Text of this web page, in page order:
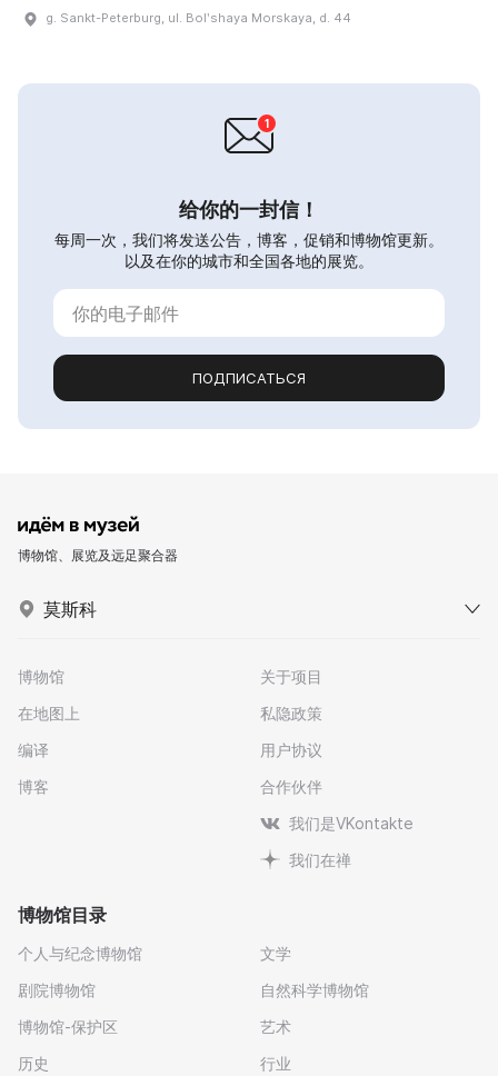
g. Sankt-Peterburg, ul. Bolʹshaya Morskaya, d. 44
给你的一封信！
每周一次，我们将发送公告，博客，促销和博物馆更新。
以及在你的城市和全国各地的展览。
ПОДПИСАТЬСЯ
博物馆、展览及远足聚合器
莫斯科
博物馆
在地图上
编译
博客
关于项目
私隐政策
用户协议
合作伙伴
我们是VKontakte
我们在禅
博物馆目录
个人与纪念博物馆
剧院博物馆
博物馆-保护区
历史
文学
自然科学博物馆
艺术
行业